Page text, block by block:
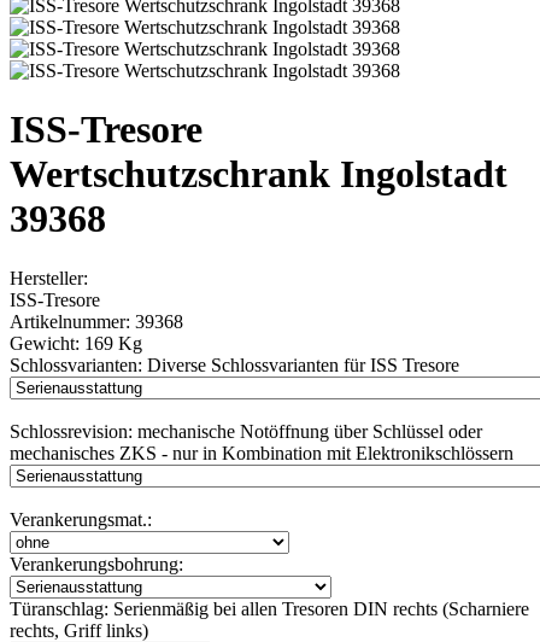
ISS-Tresore
Wertschutzschrank Ingolstadt
39368
Hersteller:
ISS-Tresore
Artikelnummer: 39368
Gewicht: 169 Kg
Schlossvarianten: Diverse Schlossvarianten für ISS Tresore
Schlossrevision: mechanische Notöffnung über Schlüssel oder
mechanisches ZKS - nur in Kombination mit Elektronikschlössern
Verankerungsmat.:
Verankerungsbohrung:
Türanschlag: Serienmäßig bei allen Tresoren DIN rechts (Scharniere
rechts, Griff links)